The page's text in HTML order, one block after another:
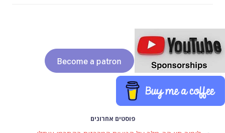
פוסטים אחרונים